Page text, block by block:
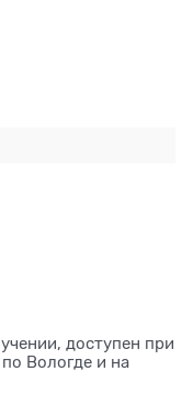
доступен при
Вологде и на